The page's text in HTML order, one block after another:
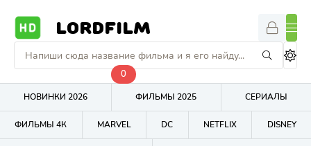
LORDFILM
НОВИНКИ 2026
0
ФИЛЬМЫ 2025 СЕРИАЛЫ
ФИЛЬМЫ 4К MARVEL DC NETFLIX DISNEY